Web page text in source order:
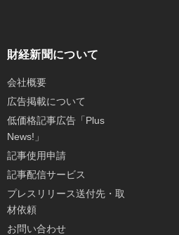
財経新聞について
会社概要
広告掲載について
低価格記事広告「Plus
News!」
記事使用申請
記事配信サービス
プレスリリース送付先・取
材依頼
お問い合わせ